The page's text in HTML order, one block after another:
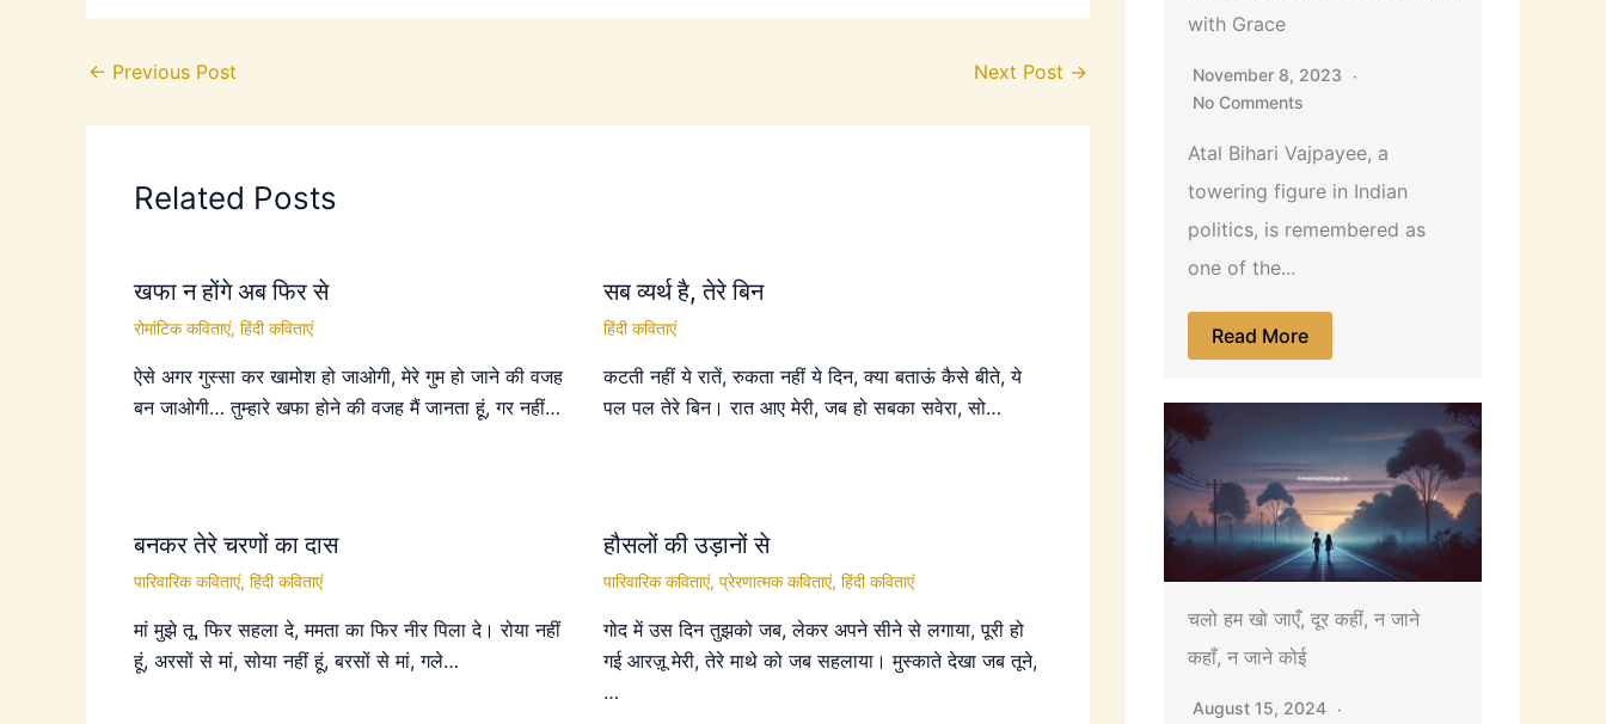
← Previous Post Next Post →
Related Posts
खफा न होंगे अब फिर से
रोमांटिक कविताएं, हिंदी कविताएं
ऐसे अगर गुस्सा कर खामोश हो जाओगी, मेरे गुम हो जाने की वजह
बन जाओगी… तुम्हारे खफा होने की वजह मैं जानता हूं, गर नहीं…
सब व्यर्थ है, तेरे बिन
हिंदी कविताएं
कटती नहीं ये रातें, रुकता नहीं ये दिन, क्या बताऊं कैसे बीते, ये
पल पल तेरे बिन। रात आए मेरी, जब हो सबका सवेरा, सो…
बनकर तेरे चरणों का दास
पारिवारिक कविताएं, हिंदी कविताएं
मां मुझे तू, फिर सहला दे, ममता का फिर नीर पिला दे। रोया नहीं
हूं, अरसों से मां, सोया नहीं हूं, बरसों से मां, गले…
हौसलों की उड़ानों से
पारिवारिक कविताएं, प्रेरणात्मक कविताएं, हिंदी कविताएं
गोद में उस दिन तुझको जब, लेकर अपने सीने से लगाया, पूरी हो
गई आरज़ू मेरी, तेरे माथे को जब सहलाया। मुस्काते देखा जब तूने,
…
with Grace
November 8, 2023
No Comments
Atal Bihari Vajpayee, a
towering figure in Indian
politics, is remembered as
one of the...
Read More
चलो हम खो जाएँ, दूर कहीं, न जाने
कहाँ, न जाने कोई
August 15, 2024